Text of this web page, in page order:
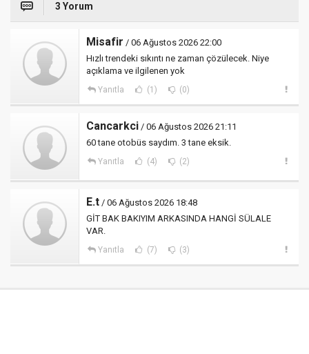
3 Yorum
Misafir / 06 Ağustos 2026 22:00
Hızlı trendeki sıkıntı ne zaman çözülecek. Niye
açıklama ve ilgilenen yok
Yanıtla (1) (0)
Cancarkci / 06 Ağustos 2026 21:11
60 tane otobüs saydım. 3 tane eksik.
Yanıtla (4) (2)
E.t / 06 Ağustos 2026 18:48
GİT BAK BAKIYIM ARKASINDA HANGİ SÜLALE
VAR.
Yanıtla (7) (3)